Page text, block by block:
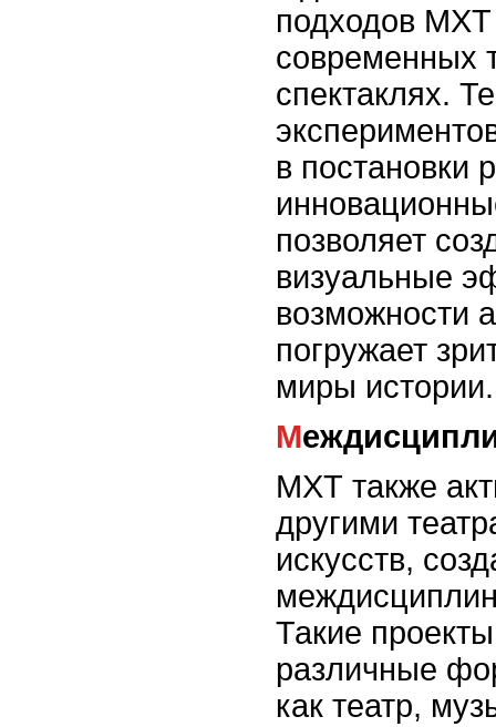
подходов МХТ
современных
спектаклях.
в постановки
позволяет
визуальные
возможности
погружает
миры истории.
МХТ также
другими
искусств,
Такие
различные
как театр,